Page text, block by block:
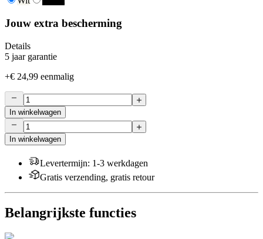
Jouw extra bescherming
Details
5 jaar garantie
+€ 24,99 eenmalig
In winkelwagen
In winkelwagen
Levertermijn: 1-3 werkdagen
Gratis verzending, gratis retour
Belangrijkste functies